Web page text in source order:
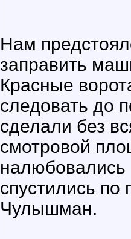
Нам
заправить
Красные
следовать до
сделали без
смотровой
спустились по
Чулышман.